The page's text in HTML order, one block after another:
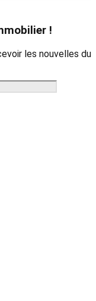
!
les nouvelles du